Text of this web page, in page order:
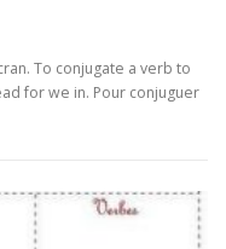
To conjugate a verb to
for we in. Pour conjuguer